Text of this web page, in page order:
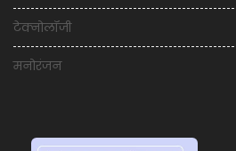
टेक्नोलॉजी
मनोरंजन